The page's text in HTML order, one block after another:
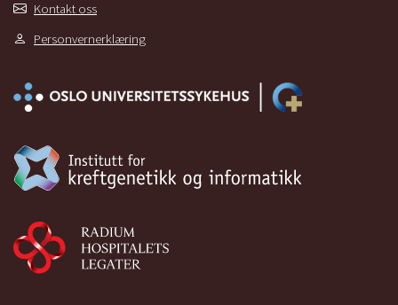
Kontakt oss
Personvernerklæring